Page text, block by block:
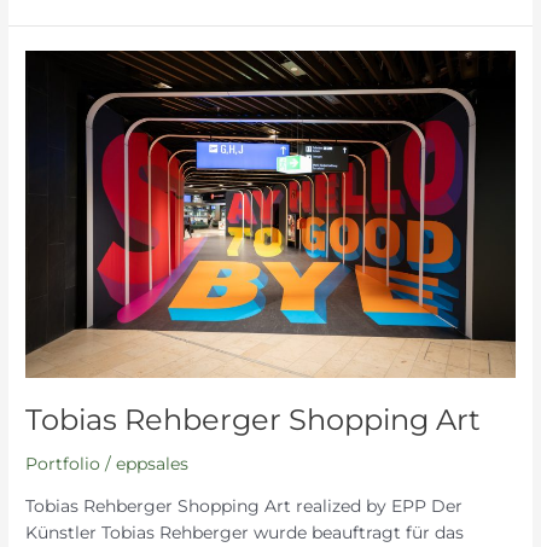
Tobias Rehberger Shopping Art
Portfolio /eppsales
Tobias Rehberger Shopping Art realized by EPP Der
Künstler Tobias Rehberger wurde beauftragt für das
Rehberger
Shopping